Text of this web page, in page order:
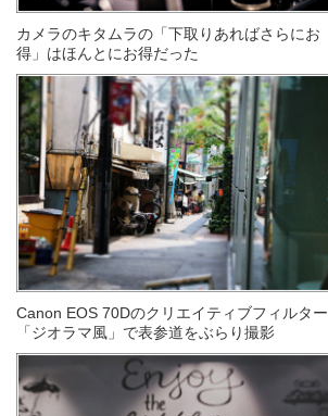
カメラのキタムラの「下取りあればさらにお
得」はほんとにお得だった
Canon EOS 70Dのクリエイティブフィルター
「ジオラマ風」で表参道をぶらり撮影